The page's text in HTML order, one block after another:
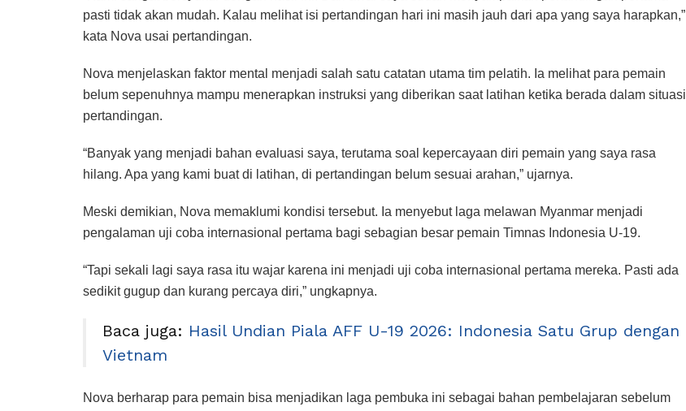
pasti tidak akan mudah. Kalau melihat isi pertandingan hari ini masih jauh dari apa yang saya harapkan,”
kata Nova usai pertandingan.
Nova menjelaskan faktor mental menjadi salah satu catatan utama tim pelatih. Ia melihat para pemain
belum sepenuhnya mampu menerapkan instruksi yang diberikan saat latihan ketika berada dalam situasi
pertandingan.
“Banyak yang menjadi bahan evaluasi saya, terutama soal kepercayaan diri pemain yang saya rasa
hilang. Apa yang kami buat di latihan, di pertandingan belum sesuai arahan,” ujarnya.
Meski demikian, Nova memaklumi kondisi tersebut. Ia menyebut laga melawan Myanmar menjadi
pengalaman uji coba internasional pertama bagi sebagian besar pemain Timnas Indonesia U-19.
“Tapi sekali lagi saya rasa itu wajar karena ini menjadi uji coba internasional pertama mereka. Pasti ada
sedikit gugup dan kurang percaya diri,” ungkapnya.
Baca juga: Hasil Undian Piala AFF U-19 2026: Indonesia Satu Grup dengan
Vietnam
Nova berharap para pemain bisa menjadikan laga pembuka ini sebagai bahan pembelajaran sebelum